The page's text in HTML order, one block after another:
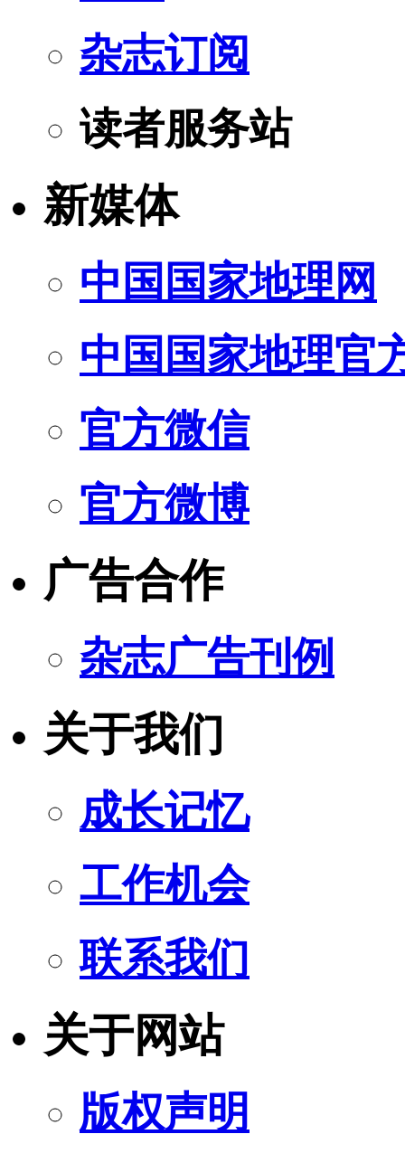
杂志订阅
读者服务站
新媒体
中国国家地理网
中国国家地理官
官方微信
官方微博
广告合作
杂志广告刊例
关于我们
成长记忆
工作机会
联系我们
关于网站
版权声明